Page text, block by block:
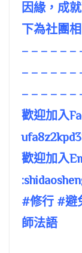
因緣，成
下為社團
– – – – – –
– – – – – –
– – – – – –
歡迎加入
歡迎加入
:
#修行 #避
師法語